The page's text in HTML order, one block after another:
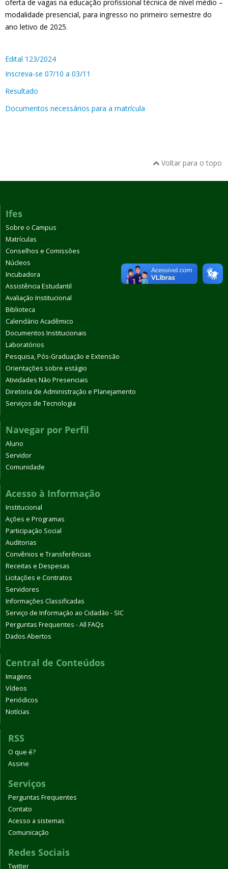
oferta de vagas na educação profissional técnica de nível médio –
modalidade presencial, para ingresso no primeiro semestre do
ano letivo de 2025.
Edital 123/2024
Inscreva-se 07/10 a 03/11
Resultado
Documentos necessários para a matrícula
Voltar para o topo
Ifes
Sobre o Campus
Matrículas
Conselhos e Comissões
Núcleos
Incubadora
Assistência Estudantil
Avaliação Institucional
Biblioteca
Calendário Acadêmico
Documentos Institucionais
Laboratórios
Pesquisa, Pós-Graduação e Extensão
Orientações sobre estágio
Atividades Não Presenciais
Diretoria de Administração e Planejamento
Serviços de Tecnologia
Navegar por Perfil
Aluno
Servidor
Comunidade
Acesso à Informação
Institucional
Ações e Programas
Participação Social
Auditorias
Convênios e Transferências
Receitas e Despesas
Licitações e Contratos
Servidores
Informações Classificadas
Serviço de Informação ao Cidadão - SIC
Perguntas Frequentes - All FAQs
Dados Abertos
Central de Conteúdos
Imagens
Vídeos
Periódicos
Notícias
RSS
O que é?
Assine
Serviços
Perguntas Frequentes
Contato
Acesso a sistemas
Comunicação
Redes Sociais
Twitter